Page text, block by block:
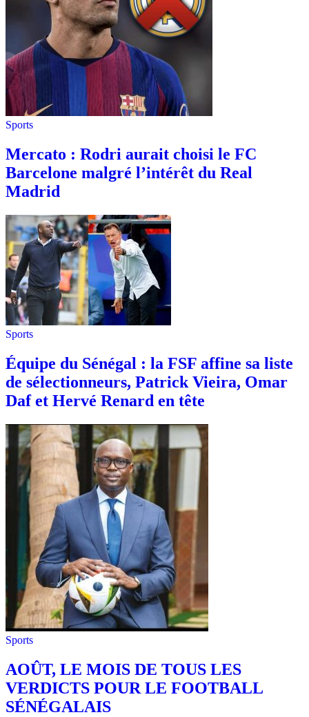
Sports
Mercato : Rodri aurait choisi le FC
Barcelone malgré l’intérêt du Real
Madrid
Sports
Équipe du Sénégal : la FSF affine sa liste
de sélectionneurs, Patrick Vieira, Omar
Daf et Hervé Renard en tête
Sports
AOÛT, LE MOIS DE TOUS LES
VERDICTS POUR LE FOOTBALL
SÉNÉGALAIS